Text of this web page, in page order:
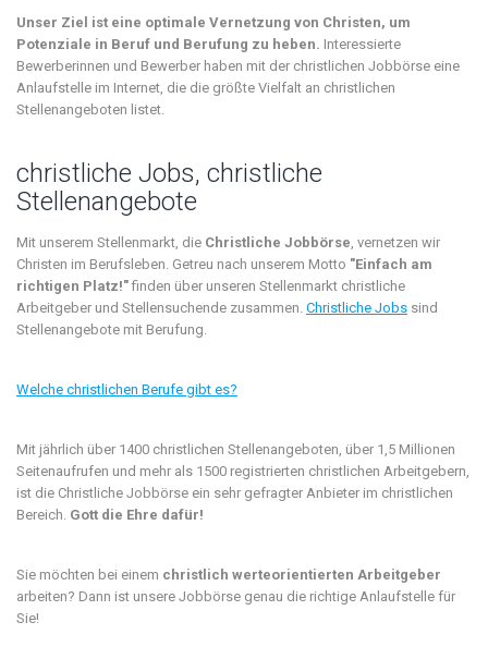
Unser Ziel ist eine optimale Vernetzung von Christen, um
Potenziale in Beruf und Berufung zu heben. Interessierte
Bewerberinnen und Bewerber haben mit der christlichen Jobbörse eine
Anlaufstelle im Internet, die die größte Vielfalt an christlichen
Stellenangeboten listet.
christliche Jobs, christliche
Stellenangebote
Mit unserem Stellenmarkt, die Christliche Jobbörse , vernetzen wir
Christen im Berufsleben. Getreu nach unserem Motto "Einfach am
richtigen Platz!"finden über unseren Stellenmarkt christliche
Arbeitgeber und Stellensuchende zusammen. Christliche Jobs sind
Stellenangebote mit Berufung.
Welche christlichen Berufe gibt es?
Mit jährlich über 1400 christlichen Stellenangeboten, über 1,5 Millionen
Seitenaufrufen und mehr als 1500 registrierten christlichen Arbeitgebern,
ist die Christliche Jobbörse ein sehr gefragter Anbieter im christlichen
Bereich. Gott die Ehre dafür!
Sie möchten bei einem christlich werteorientierten Arbeitgeber
arbeiten? Dann ist unsere Jobbörse genau die richtige Anlaufstelle für
Sie!